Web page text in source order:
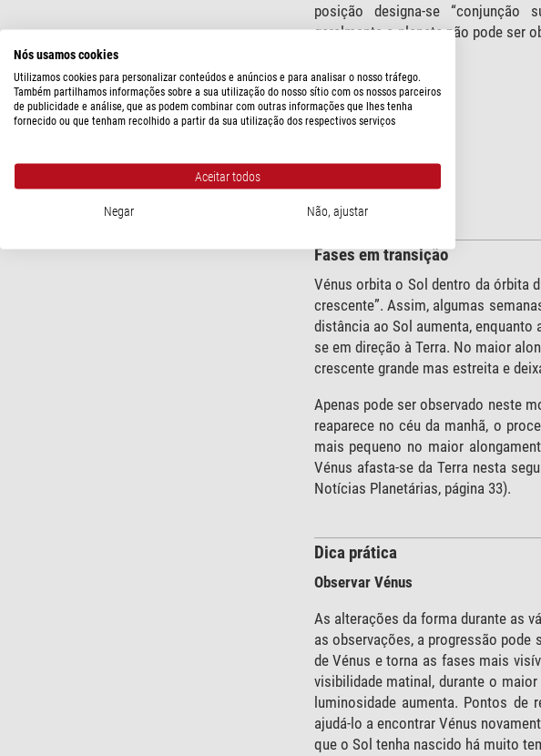
posição designa-se “conjunção
geralmente o planeta não pode ser
Fases em transição
Vénus orbita o Sol dentro da órbita
crescente”. Assim, algumas
distância ao Sol aumenta,
se em direção à Terra. No maior
crescente grande mas estreita e
Apenas pode ser observado neste
reaparece no céu da manhã, o
mais pequeno no maior
Vénus afasta-se da Terra nesta
Notícias Planetárias, página 33).
Dica prática
Observar Vénus
As alterações da forma durante as
as observações, a progressão pode
de Vénus e torna as fases mais
visibilidade matinal, durante o
luminosidade aumenta. Pontos
ajudá-lo a encontrar Vénus
que o Sol tenha nascido há muito
Nós usamos cookies
Utilizamos cookies para personalizar conteúdos e anúncios e para analisar o nosso tráfego.
Também partilhamos informações sobre a sua utilização do nosso sítio com os nossos parceiros
de publicidade e análise, que as podem combinar com outras informações que lhes tenha
fornecido ou que tenham recolhido a partir da sua utilização dos respectivos serviços
Aceitar todos
Negar Não, ajustar